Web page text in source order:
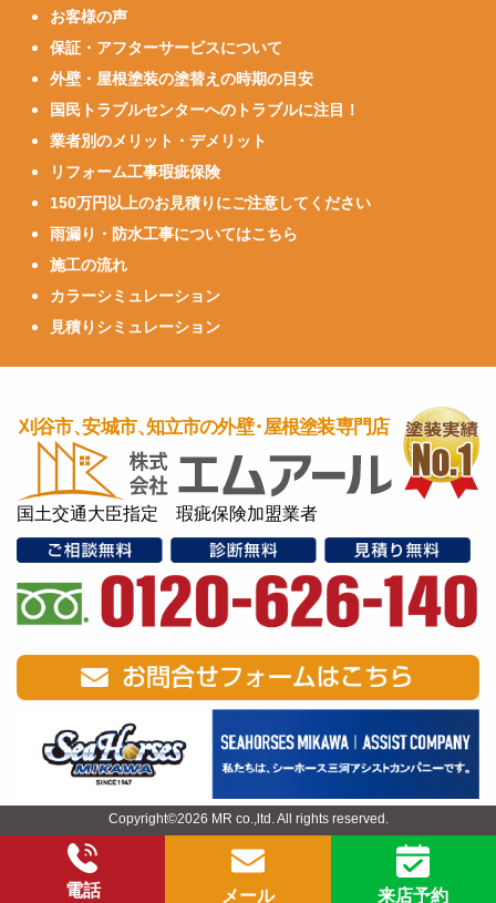
お客様の声
保証・アフターサービスについて
外壁・屋根塗装の塗替えの時期の目安
国民トラブルセンターへのトラブルに注目！
業者別のメリット・デメリット
リフォーム工事瑕疵保険
150万円以上のお見積りにご注意してください
雨漏り・防水工事についてはこちら
施工の流れ
カラーシミュレーション
見積りシミュレーション
国土交通大臣指定 瑕疵保険加盟業者
Copyright©2026 MR co.,ltd. All rights reserved.
電話 メール 来店予約